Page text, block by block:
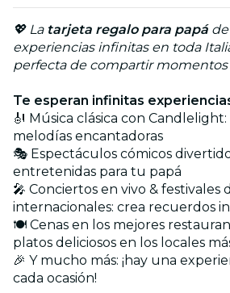
💖 La tarjeta regalo para papáde
experiencias infinitas en toda
perfecta de compartir momentos
Te esperan infinitas
🎻 Música clásica con
melodías encantadoras
🎭 Espectáculos cómicos
entretenidas para tu papá
🎤 Conciertos en vivo & festivales
internacionales: crea recuerdos
🍽️ Cenas en los mejores
platos deliciosos en los locales
🎉 Y mucho más: ¡hay una
cada ocasión!